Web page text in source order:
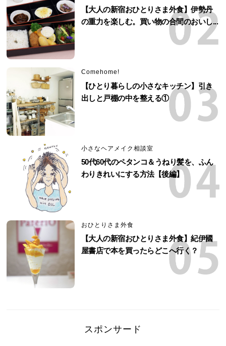
【大人の新宿おひとりさま外食】伊勢丹
の重力を楽しむ。買い物の合間のおいし...
Comehome!
【ひとり暮らしの小さなキッチン】引き
出しと戸棚の中を整える①
小さなヘアメイク相談室
50代60代のペタンコ＆うねり髪を、ふん
わりきれいにする方法【後編】
おひとりさま外食
【大人の新宿おひとりさま外食】紀伊國
屋書店で本を買ったらどこへ行く？
スポンサード